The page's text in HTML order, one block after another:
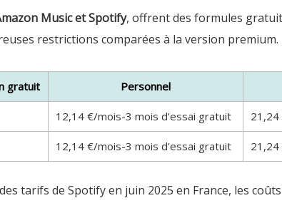
Music et Spotify, offrent des formules
restrictions comparées à la version
gratuit Personnel
12,14 €/mois-3 mois d'essai gratuit
12,14 €/mois-3 mois d'essai gratuit
tarifs de Spotify en juin 2025 en France, les